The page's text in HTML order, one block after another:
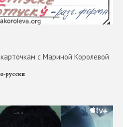
с Мариной Королевой
русски